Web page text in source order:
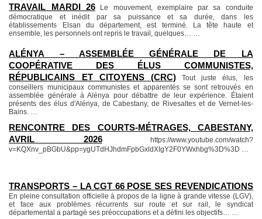
TRAVAIL MARDI 26
Le mouvement, exemplaire par sa conduite
démocratique et inédit par sa puissance et sa durée, dans les
établissements Elsan du département, est terminé. La tête haute et
ensemble, les personnels ont repris le travail, quelques… …
ALÉNYA – ASSEMBLÉE GÉNÉRALE DE LA
COOPÉRATIVE DES ÉLUS COMMUNISTES,
RÉPUBLICAINS ET CITOYENS (CRC)
Tout juste élus, les
conseillers municipaux communistes et apparentés se sont retrouvés en
assemblée générale à Alénya pour débattre de leur expérience. Étaient
présents des élus d'Alénya, de Cabestany, de Rivesaltes et de Vernet-les-
Bains. …
RENCONTRE DES COURTS-MÉTRAGES, CABESTANY,
AVRIL 2026
https://www.youtube.com/watch?
v=KQXnv_pBGbU&pp=ygUTdHJhdmFpbGxldXIgY2F0YWxhbg%3D%3D …
TRANSPORTS – LA CGT 66 POSE SES REVENDICATIONS
En pleine consultation officielle à propos de la ligne à grande vitesse (LGV),
et face aux problèmes récurrents sur route et sur rail, le syndicat
départemental a partagé ses préoccupations et a défini les objectifs… …